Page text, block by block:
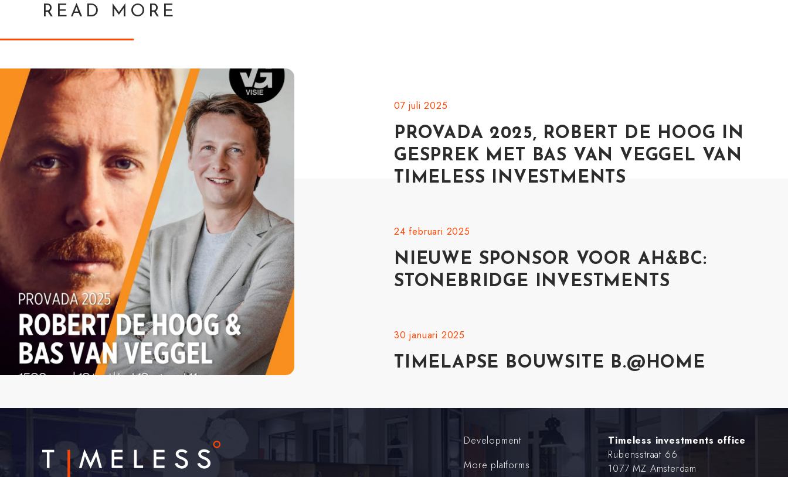
READ MORE
07 juli 2025
PROVADA 2025, ROBERT DE HOOG IN
GESPREK MET BAS VAN VEGGEL VAN
TIMELESS INVESTMENTS
24 februari 2025
NIEUWE SPONSOR VOOR AH&BC:
STONEBRIDGE INVESTMENTS
30 januari 2025
TIMELAPSE BOUWSITE B.@HOME
Development
More platforms
Timeless investments office
Rubensstraat 66
1077 MZ Amsterdam